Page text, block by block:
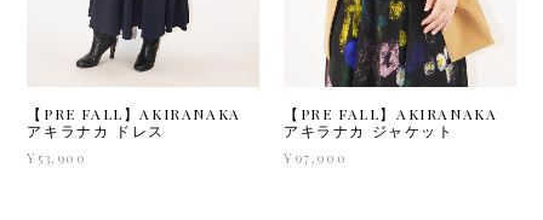
【PRE FALL】AKIRANAKA
アキラナカ ドレス
¥53,900
【PRE FALL】AKIRANAKA
アキラナカ ジャケット
¥97,900